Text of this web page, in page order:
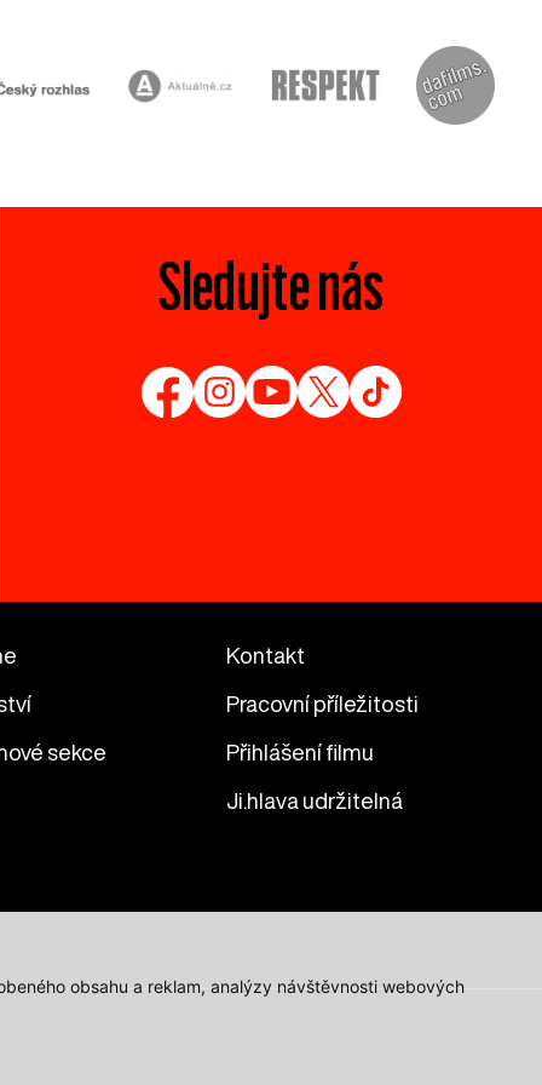
obsahu a reklam, analýzy návštěvnosti webových
Sledujte nás
Kontakt
Pracovní příležitosti
sekce Přihlášení filmu
Ji.hlava udržitelná